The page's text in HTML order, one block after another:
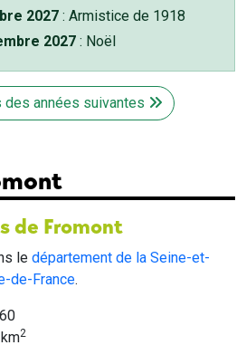
2027 : Armistice de 1918
2027 : Noël
années suivantes
de Fromont
le département de la Seine-et-
de-France.
2